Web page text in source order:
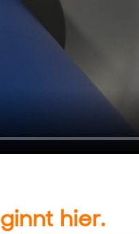
hier.